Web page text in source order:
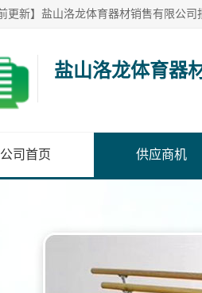
盐山洛龙体育器
公司首页 供应商机